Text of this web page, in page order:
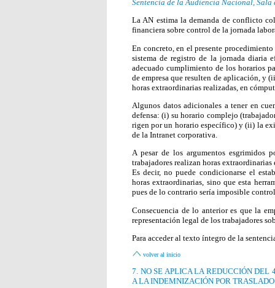
Sentencia de la Audiencia Nacional, Sala
La AN estima la demanda de conflicto
financiera sobre control de la jornada
En concreto, en el presente
sistema de registro de la jornada diaria
adecuado cumplimiento de los horarios
de empresa que resulten de aplicación, y
horas extraordinarias realizadas, en
Algunos datos adicionales a tener en
defensa: (i) su horario complejo
rigen por un horario específico) y (ii) la
de la Intranet corporativa.
A pesar de los argumentos esgrimidos
trabajadores realizan horas
Es decir, no puede condicionarse el
horas extraordinarias, sino que esta
pues de lo contrario sería imposible
Consecuencia de lo anterior es que la
representación legal de los trabajadores
Para acceder al texto íntegro de la
volver al inicio
7. NO SE APLICA LA REDUCCIÓN DEL
A LA INDEMNIZACIÓN POR